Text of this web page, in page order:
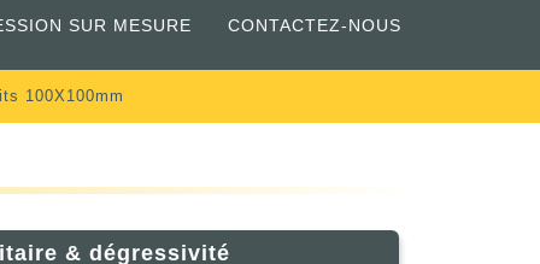
SUR MESURE CONTACTEZ-NOUS
100X100mm
& dégressivité